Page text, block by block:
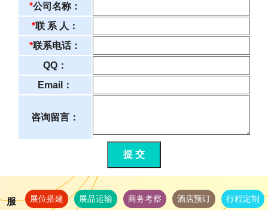
*公司名称：
*联 系 人：
*联系电话：
QQ：
Email：
咨询留言：
提 交
服
展位搭建 展品运输 商务考察 酒店预订 行程定制